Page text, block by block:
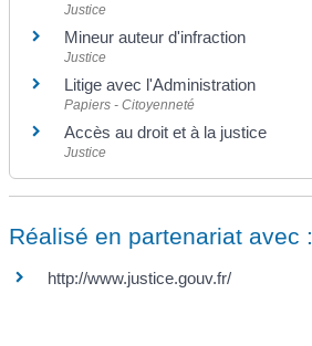
Justice
Mineur auteur d'infraction
Justice
Litige avec l'Administration
Papiers - Citoyenneté
Accès au droit et à la justice
Justice
Réalisé en partenariat avec :
http://www.justice.gouv.fr/